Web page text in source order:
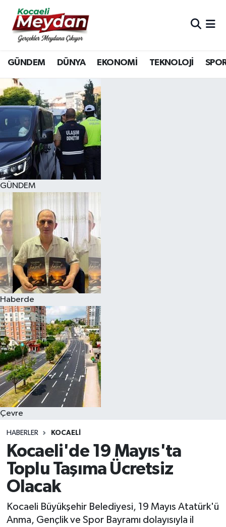
GÜNDEM DÜNYA EKONOMİ TEKNOLOJİ
GÜNDEM
Haberde
Çevre
HABERLER KOCAELI
Kocaeli'de 19 Mayıs'ta
Toplu Taşıma Ücretsiz
Olacak
Kocaeli Büyükşehir Belediyesi, 19 Mayıs Atatürk'ü
Anma, Gençlik ve Spor Bayramı dolayısıyla il
Nöbetçi Eczaneler
Hava Durumu
Trafik Durumu
Süper Lig Puan Durumu ve Fikstür
Tüm Manşetler
Son Dakika Haberleri
Haber Arşivi